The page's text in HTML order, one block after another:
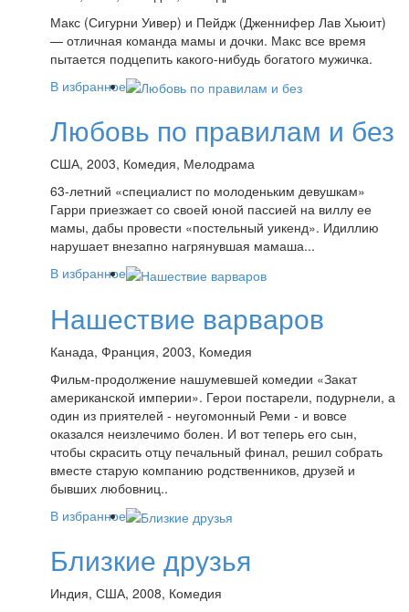
Макс (Сигурни Уивер) и Пейдж (Дженнифер Лав Хьюит)
— отличная команда мамы и дочки. Макс все время
пытается подцепить какого-нибудь богатого мужичка.
В избранное
Любовь по правилам и без
США, 2003, Комедия, Мелодрама
63-летний «специалист по молоденьким девушкам»
Гарри приезжает со своей юной пассией на виллу ее
мамы, дабы провести «постельный уикенд». Идиллию
нарушает внезапно нагрянувшая мамаша...
В избранное
Нашествие варваров
Канада, Франция, 2003, Комедия
Фильм-продолжение нашумевшей комедии «Закат
американской империи». Герои постарели, подурнели, а
один из приятелей - неугомонный Реми - и вовсе
оказался неизлечимо болен. И вот теперь его сын,
чтобы скрасить отцу печальный финал, решил собрать
вместе старую компанию родственников, друзей и
бывших любовниц..
В избранное
Близкие друзья
Индия, США, 2008, Комедия